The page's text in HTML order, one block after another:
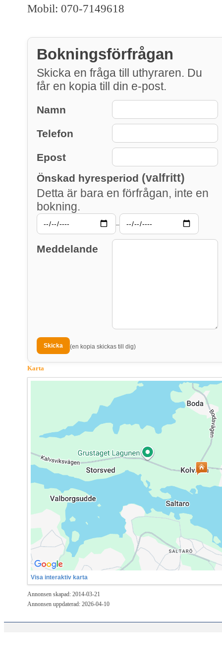
Mobil: 070-7149618
Bokningsförfrågan
Skicka en fråga till uthyraren. Du
får en kopia till din e-post.
Namn
Telefon
Epost
Önskad hyresperiod (valfritt)
Detta är bara en förfrågan, inte en
bokning.
–
Meddelande
(en kopia skickas till dig)
Karta
Visa interaktiv karta
Annonsen skapad: 2014-03-21
Annonsen uppdaterad: 2026-04-10